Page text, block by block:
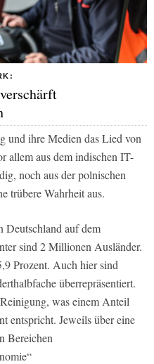
und ihre Medien das Lied von
allem aus dem indischen IT-
noch aus der polnischen
trübere Wahrheit aus.
Deutschland auf dem
sind 2 Millionen Ausländer.
Prozent. Auch hier sind
überrepräsentiert.
was einem Anteil
entspricht. Jeweils über eine
Bereichen